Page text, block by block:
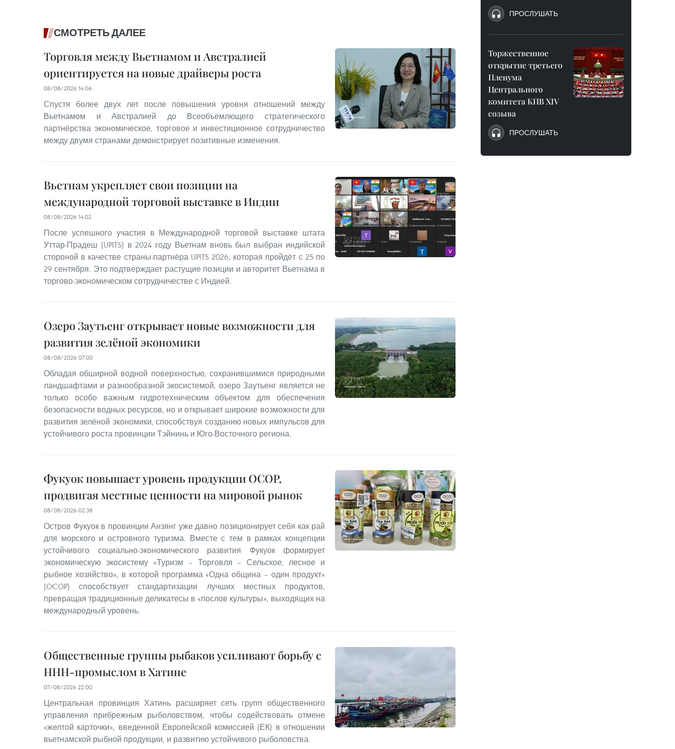
СМОТРЕТЬ ДАЛЕЕ
Торговля между Вьетнамом и Австралией
ориентируется на новые драйверы роста
08/08/2026 14:06
Спустя более двух лет после повышения уровня отношений между
Вьетнамом и Австралией до Всеобъемлющего стратегического
партнёрства экономическое, торговое и инвестиционное сотрудничество
между двумя странами демонстрирует позитивные изменения.
Вьетнам укрепляет свои позиции на
международной торговой выставке в Индии
08/08/2026 14:02
После успешного участия в Международной торговой выставке штата
Уттар-Прадеш (UPITS) в 2024 году Вьетнам вновь был выбран индийской
стороной в качестве страны-партнёра UPITS 2026, которая пройдёт с 25 по
29 сентября. Это подтверждает растущие позиции и авторитет Вьетнама в
торгово-экономическом сотрудничестве с Индией.
Озеро Заутьенг открывает новые возможности для
развития зелёной экономики
08/08/2026 07:00
Обладая обширной водной поверхностью, сохранившимися природными
ландшафтами и разнообразной экосистемой, озеро Заутьенг является не
только особо важным гидротехническим объектом для обеспечения
безопасности водных ресурсов, но и открывает широкие возможности для
развития зелёной экономики, способствуя созданию новых импульсов для
устойчивого роста провинции Тэйнинь и Юго-Восточного региона.
Фукуок повышает уровень продукции OCOP,
продвигая местные ценности на мировой рынок
08/08/2026 02:38
Остров Фукуок в провинции Анзянг уже давно позиционирует себя как рай
для морского и островного туризма. Вместе с тем в рамках концепции
устойчивого социально-экономического развития Фукуок формирует
экономическую экосистему «Туризм – Торговля – Сельское, лесное и
рыбное хозяйство», в которой программа «Одна община – один продукт»
(OCOP) способствует стандартизации лучших местных продуктов,
превращая традиционные деликатесы в «послов культуры», выходящих на
международный уровень.
Общественные группы рыбаков усиливают борьбу с
ННН-промыслом в Хатине
07/08/2026 22:00
Центральная провинция Хатинь расширяет сеть групп общественного
управления прибрежным рыболовством, чтобы содействовать отмене
«желтой карточки», введенной Европейской комиссией (ЕК) в отношении
вьетнамской рыбной продукции, и развитию устойчивого рыболовства.
ПРОСЛУШАТЬ
Торжественное
открытие третьего
Пленума
Центрального
комитета КПВ XIV
созыва
ПРОСЛУШАТЬ